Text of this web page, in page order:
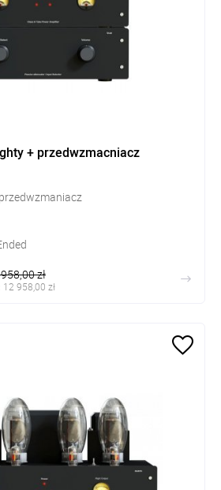
+ przedwzmacniacz
zł
958,00 zł